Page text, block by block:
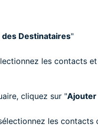
Destinataires"
les contacts
cliquez sur "
les contacts